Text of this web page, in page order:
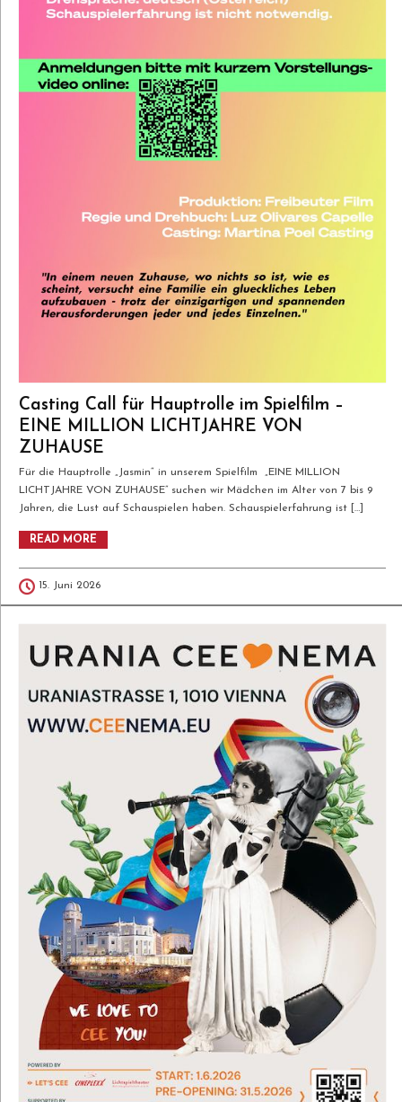
Casting Call für Hauptrolle im Spielfilm –
EINE MILLION LICHTJAHRE VON
ZUHAUSE
Für die Hauptrolle „Jasmin“ in unserem Spielfilm „EINE MILLION
LICHTJAHRE VON ZUHAUSE” suchen wir Mädchen im Alter von 7 bis 9
Jahren, die Lust auf Schauspielen haben. Schauspielerfahrung ist […]
READ MORE
15. Juni 2026